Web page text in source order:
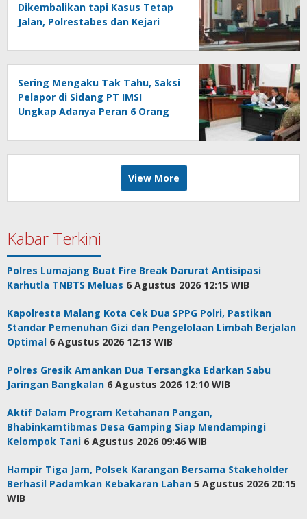
Dikembalikan tapi Kasus Tetap
Jalan, Polrestabes dan Kejari
Sering Mengaku Tak Tahu, Saksi
Pelapor di Sidang PT IMSI
Ungkap Adanya Peran 6 Orang
Tersangka Juga?
View More
Kabar Terkini
Polres Lumajang Buat Fire Break Darurat Antisipasi
Karhutla TNBTS Meluas 6 Agustus 2026 12:15 WIB
Kapolresta Malang Kota Cek Dua SPPG Polri, Pastikan
Standar Pemenuhan Gizi dan Pengelolaan Limbah Berjalan
Optimal 6 Agustus 2026 12:13 WIB
Polres Gresik Amankan Dua Tersangka Edarkan Sabu
Jaringan Bangkalan 6 Agustus 2026 12:10 WIB
Aktif Dalam Program Ketahanan Pangan,
Bhabinkamtibmas Desa Gamping Siap Mendampingi
Kelompok Tani 6 Agustus 2026 09:46 WIB
Hampir Tiga Jam, Polsek Karangan Bersama Stakeholder
Berhasil Padamkan Kebakaran Lahan 5 Agustus 2026 20:15
WIB